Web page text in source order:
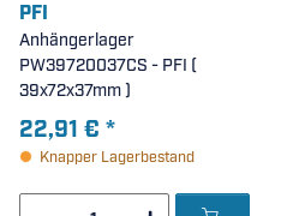
PFI
Anhängerlager
PW39720037CS - PFI (
39x72x37mm )
22,91 € *
Knapper Lagerbestand